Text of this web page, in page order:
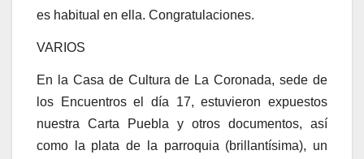
es habitual en ella. Congratulaciones.
VARIOS
En la Casa de Cultura de La Coronada, sede de
los Encuentros el día 17, estuvieron expuestos
nuestra Carta Puebla y otros documentos, así
como la plata de la parroquia (brillantísima), un